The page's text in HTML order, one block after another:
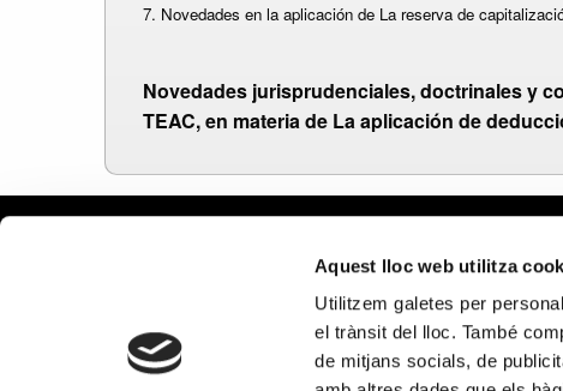
Aquest lloc web utilitza
Utilitzem galetes per
el trànsit del lloc. També
de mitjans socials, de
7. Novedades en la aplicación de La reserva de
Novedades jurisprudenciales, doctrinales y
TEAC, en materia de La aplicación de
Política de
Política de
Política de
en redes